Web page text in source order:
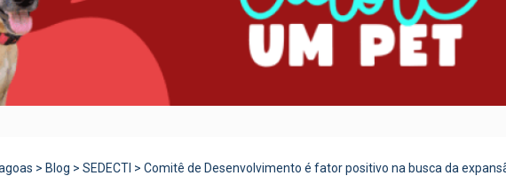
> Blog > SEDECTI > Comitê de Desenvolvimento é fator positivo na busca da